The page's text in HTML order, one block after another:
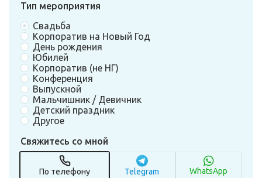
Тип мероприятия
Свадьба
Корпоратив на Новый Год
День рождения
Юбилей
Корпоратив (не НГ)
Конференция
Выпускной
Мальчишник / Девичник
Детский праздник
Другое
Свяжитесь со мной
По телефону Telegram WhatsApp